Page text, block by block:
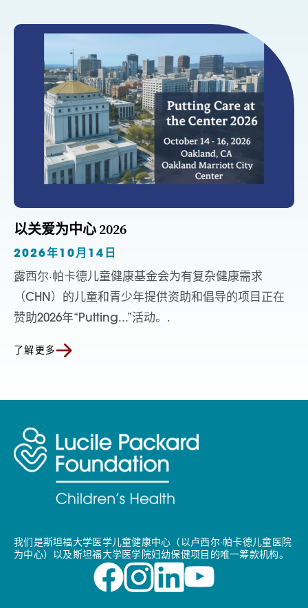
以关爱为中心 2026
2026年10月14日
露西尔·帕卡德儿童健康基金会为有复杂健康需求
（CHN）的儿童和青少年提供资助和倡导的项目正在
赞助2026年“Putting...”活动。.
了解更多
我们是斯坦福大学医学儿童健康中心（以卢西尔·帕卡德儿童医院
为中心）以及斯坦福大学医学院妇幼保健项目的唯一筹款机构。